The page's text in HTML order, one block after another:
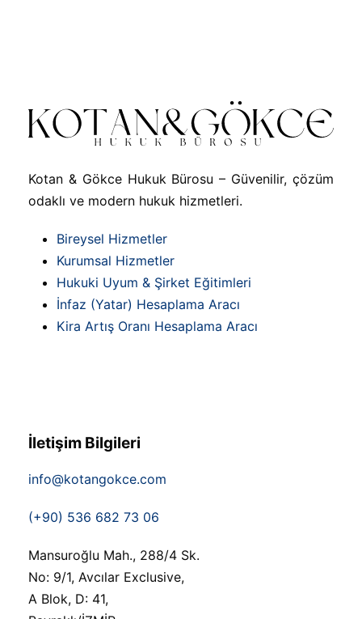
Kotan & Gökce Hukuk Bürosu – Güvenilir, çözüm
odaklı ve modern hukuk hizmetleri.
Bireysel Hizmetler
Kurumsal Hizmetler
Hukuki Uyum & Şirket Eğitimleri
İnfaz (Yatar) Hesaplama Aracı
Kira Artış Oranı Hesaplama Aracı
İletişim Bilgileri
info@kotangokce.com
(+90) 536 682 73 06
Mansuroğlu Mah., 288/4 Sk.
No: 9/1, Avcılar Exclusive,
A Blok, D: 41,